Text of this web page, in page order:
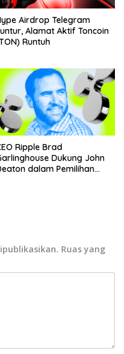
Airdrop Telegram
Alamat Aktif Toncoin
Runtuh
Ripple Brad
Dukung John
dalam Pemilihan
Ruas yang